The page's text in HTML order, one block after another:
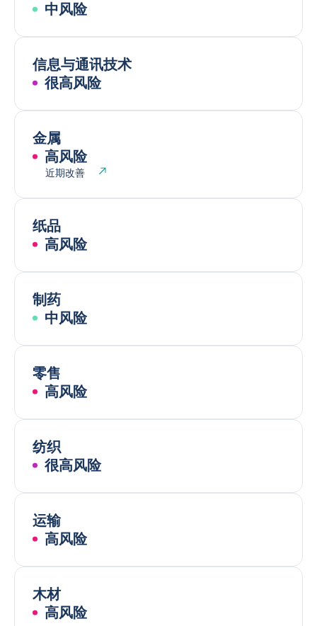
中风险
信息与通讯技术
很高风险
金属
高风险
近期改善
纸品
高风险
制药
中风险
零售
高风险
纺织
很高风险
运输
高风险
木材
高风险